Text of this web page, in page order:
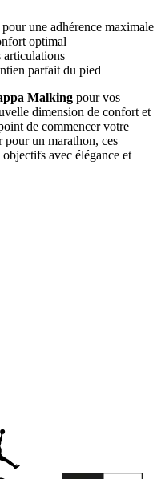
une adhérence maximale
optimal
articulations
parfait du pied
Malking pour vos
dimension de confort et
de commencer votre
pour un marathon, ces
avec élégance et